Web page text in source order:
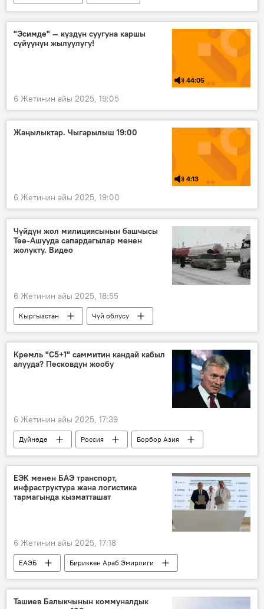
электр кубаты
өчүрүү
"Эсимде" — күздүн суугуна каршы
сүйүүнүн жылуулугу!
44:05
6 Жетинин айы 2025, 19:05
Жаңылыктар. Чыгарылыш 19:00
4:13
6 Жетинин айы 2025, 19:00
Чүйдүн жол милициясынын башчысы
Төө-Ашууда сапардагылар менен
жолукту. Видео
6 Жетинин айы 2025, 18:55
Кыргызстан
Чүй облусу
Төө-Ашуу
сапар
айдоочу
эскертүү
Кремль "С5+1" саммитин кандай кабыл
алууда? Песковдун жообу
6 Жетинин айы 2025, 17:39
Дүйнөдө Россия
Борбор Азия
АКШ
саммит
жолугушуу
Кремль
формат
ЕЭК менен БАЭ транспорт,
инфраструктура жана логистика
тармагында кызматташат
6 Жетинин айы 2025, 17:18
ЕАЭБ
Бириккен Араб Эмирлиги
кызматташуу
транспорт
ЕЭК
Арзыбек Кожошев
Сүрөт
Ташиев Балыкчынын коммуналдык